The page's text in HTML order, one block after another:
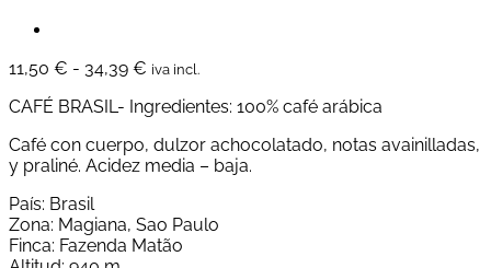
11,50 € - 34,39 € Rango
precios:
11,50 €
hasta
iva incl.
CAFÉ BRASIL- Ingredientes: 100% café arábica
Café con cuerpo, dulzor achocolatado, notas avainilladas,
y praliné. Acidez media – baja.
País: Brasil
Zona: Magiana, Sao Paulo
Finca: Fazenda Matão